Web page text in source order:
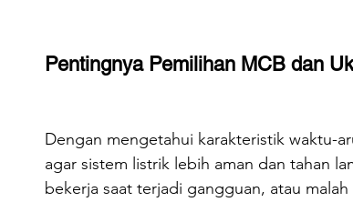
Pentingnya Pemilihan MCB dan
Dengan mengetahui karakteristik waktu-
agar sistem listrik lebih aman dan tahan
bekerja saat terjadi gangguan, atau